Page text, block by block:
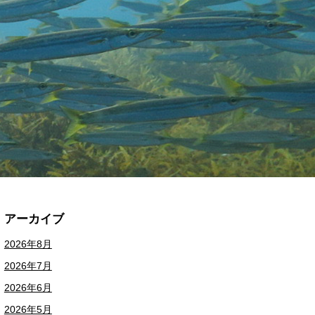
アーカイブ
2026年8月
2026年7月
2026年6月
2026年5月